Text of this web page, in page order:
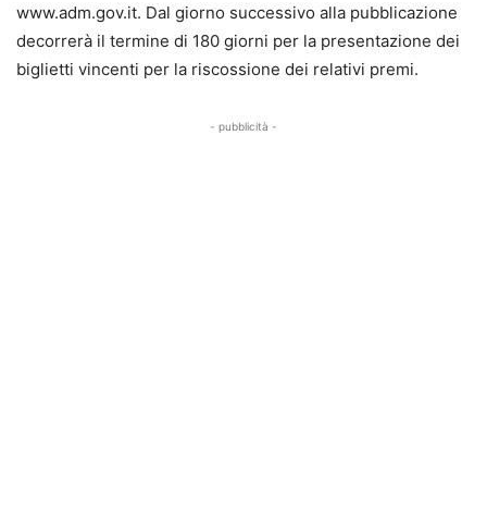
www.adm.gov.it. Dal giorno successivo alla pubblicazione
decorrerà il termine di 180 giorni per la presentazione dei
biglietti vincenti per la riscossione dei relativi premi.
- pubblicità -